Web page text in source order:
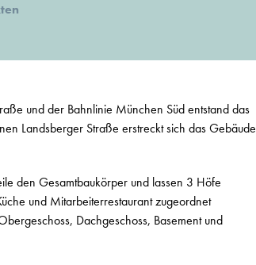
und der Bahnlinie München Süd entstand das
Landsberger Straße erstreckt sich das Gebäude
den Gesamtbaukörper und lassen 3 Höfe
und Mitarbeiterrestaurant zugeordnet
Dachgeschoss, Basement und